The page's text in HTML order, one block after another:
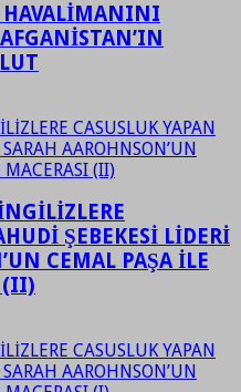
HAVALİMANINI
ŞEBEKESİ LİDERİ
CEMAL PAŞA İLE
(II)